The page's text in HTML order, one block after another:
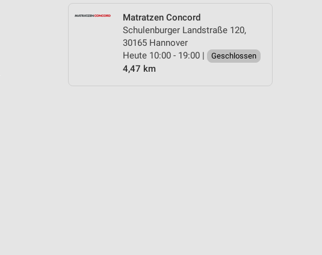
Matratzen Concord
Schulenburger Landstraße 120,
30165 Hannover
Heute 10:00 - 19:00 |
Geschlossen
4,47 km